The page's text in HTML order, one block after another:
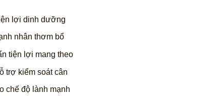
₫.
lợi dinh dưỡng
nhân thơm bổ
tiện lợi mang theo
trợ kiểm soát cân
chế độ lành mạnh